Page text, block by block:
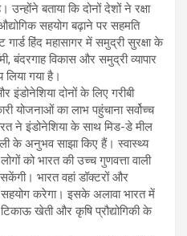
बताया कि दोनों देशों ने रक्षा
सहयोग बढ़ाने पर सहमति
हिंद महासागर में समुद्री सुरक्षा के
बंदरगाह विकास और समुद्री व्यापार
लिया गया है।
इंडोनेशिया दोनों के लिए गरीबी
योजनाओं का लाभ पहुंचाना सर्वोच्च
ने इंडोनेशिया के साथ मिड-डे मील
के अनुभव साझा किए हैं। स्वास्थ्य
को भारत की उच्च गुणवत्ता वाली
भारत वहां डॉक्टरों और
सहयोग करेगा। इसके अलावा भारत में
खेती और कृषि प्रौद्योगिकी के